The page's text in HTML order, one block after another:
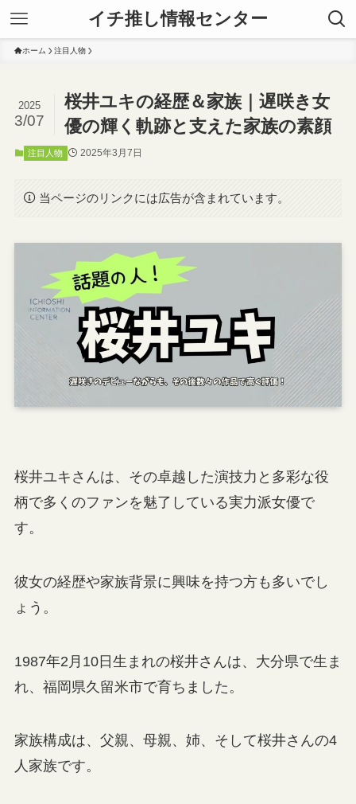
イチ推し情報センター
ホーム 注目人物
桜井ユキの経歴＆家族｜遅咲き女
優の輝く軌跡と支えた家族の素顔
2025
3/07
注目人物 2025年3月7日
当ページのリンクには広告が含まれています。
桜井ユキさんは、その卓越した演技力と多彩な役
柄で多くのファンを魅了している実力派女優で
す。
彼女の経歴や家族背景に興味を持つ方も多いでし
ょう。
1987年2月10日生まれの桜井さんは、大分県で生ま
れ、福岡県久留米市で育ちました。
家族構成は、父親、母親、姉、そして桜井さんの4
人家族です。